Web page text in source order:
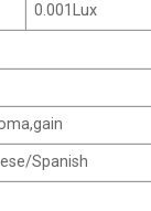
0.001Lux
Spanish